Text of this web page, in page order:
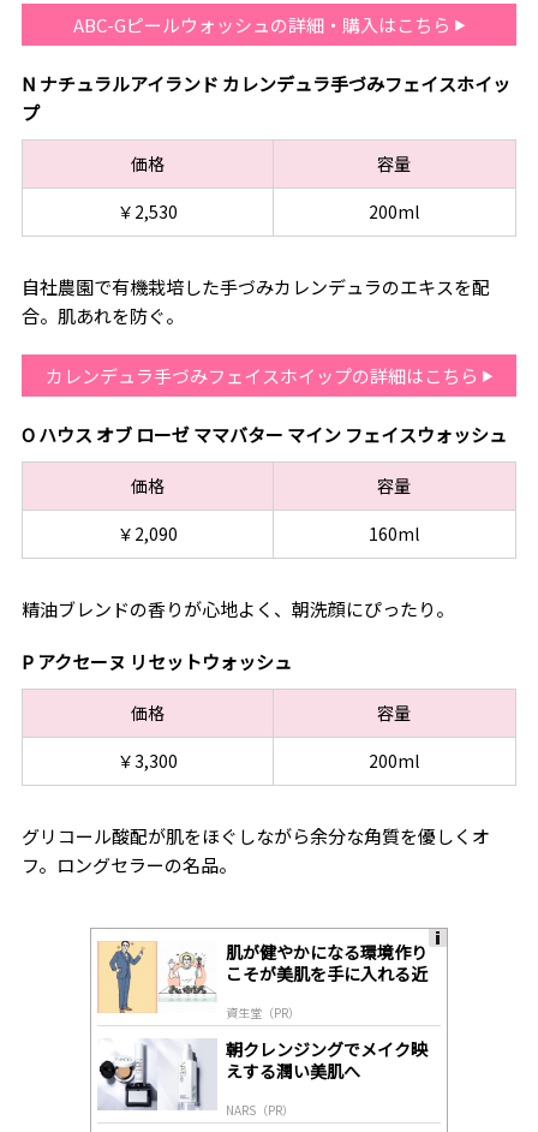
ABC-Gピールウォッシュの詳細・購入はこちら
N ナチュラルアイランド カレンデュラ手づみフェイスホイッ
プ
価格
容量
￥2,530
200ml
自社農園で有機栽培した手づみカレンデュラのエキスを配
合。肌あれを防ぐ。
カレンデュラ手づみフェイスホイップの詳細はこちら
O ハウス オブ ローゼ ママバター マイン フェイスウォッシュ
価格
容量
￥2,090
160ml
精油ブレンドの香りが心地よく、朝洗顔にぴったり。
P アクセーヌ リセットウォッシュ
価格
容量
￥3,300
200ml
グリコール酸配が肌をほぐしながら余分な角質を優しくオ
フ。ロングセラーの名品。
肌が健やかになる環境作り
こそが美肌を手に入れる近
資生堂（PR）
朝クレンジングでメイク映
えする潤い美肌へ
NARS（PR）